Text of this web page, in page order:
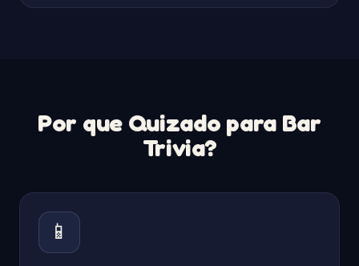
Por que Quizado para Bar
Trivia?
📱